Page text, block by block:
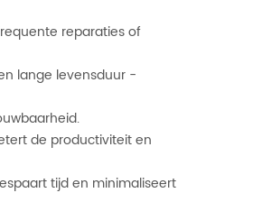
reparaties of
lange levensduur -
de productiviteit en
tijd en minimaliseert